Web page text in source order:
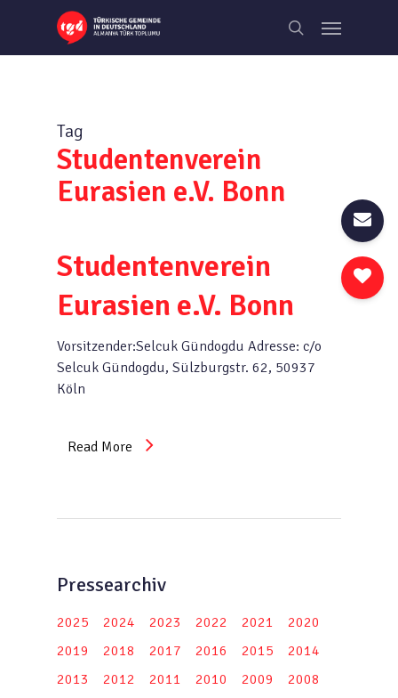
main
search
Menu
Tag
Studentenverein
Eurasien e.V. Bonn
Studentenverein
Eurasien e.V. Bonn
Vorsitzender:Selcuk Gündogdu Adresse: c/o
Selcuk Gündogdu, Sülzburgstr. 62, 50937
Köln
Read More
Pressearchiv
2025 2024 2023 2022 2021
2020
2019
2018 2017 2016 2015
2014
2013
2012 2011 2010 2009
2008